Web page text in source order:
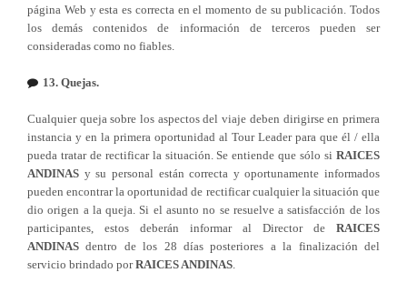
página Web y esta es correcta en el momento de su publicación. Todos
los demás contenidos de información de terceros pueden ser
consideradas como no fiables.
13. Quejas.
Cualquier queja sobre los aspectos del viaje deben dirigirse en primera
instancia y en la primera oportunidad al Tour Leader para que él / ella
pueda tratar de rectificar la situación. Se entiende que sólo si RAICES
ANDINAS y su personal están correcta y oportunamente informados
pueden encontrar la oportunidad de rectificar cualquier la situación que
dio origen a la queja. Si el asunto no se resuelve a satisfacción de los
participantes, estos deberán informar al Director de RAICES
ANDINAS dentro de los 28 días posteriores a la finalización del
servicio brindado porRAICES ANDINAS.